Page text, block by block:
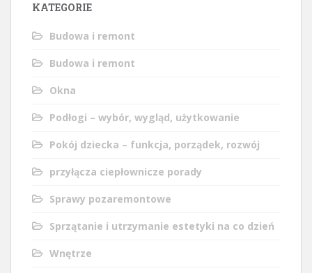
KATEGORIE
Budowa i remont
Budowa i remont
Okna
Podłogi – wybór, wygląd, użytkowanie
Pokój dziecka – funkcja, porządek, rozwój
przyłącza ciepłownicze porady
Sprawy pozaremontowe
Sprzątanie i utrzymanie estetyki na co dzień
Wnętrze